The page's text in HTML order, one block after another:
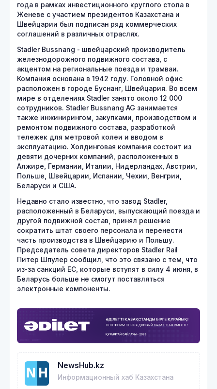
года в рамках инвестиционного круглого стола в
Женеве с участием президентов Казахстана и
Швейцарии был подписан ряд коммерческих
соглашений в различных отраслях.
Stadler Bussnang - швейцарский производитель
железнодорожного подвижного состава, с
акцентом на региональные поезда и трамваи.
Компания основана в 1942 году. Головной офис
расположен в городе Буснанг, Швейцария. Во всем
мире в отделениях Stadler занято около 12 000
сотрудников. Stadler Bussnang AG занимается
также инжинирингом, закупками, производством и
ремонтом подвижного состава, разработкой
тележек для метровой колеи и вводом в
эксплуатацию. Холдинговая компания состоит из
девяти дочерних компаний, расположенных в
Алжире, Германии, Италии, Нидерландах, Австрии,
Польше, Швейцарии, Испании, Чехии, Венгрии,
Беларуси и США.
Недавно стало известно, что завод Stadler,
расположенный в Беларуси, выпускающий поезда и
другой подвижной состав, принял решение
сократить штат своего персонала и перенести
часть производства в Швейцарию и Польшу.
Председатель совета директоров Stadler Rail
Питер Шпулер сообщил, что это связано с тем, что
из-за санкций ЕС, которые вступят в силу 4 июня, в
Беларусь больше не смогут поставляться
электронные компоненты.
NewsHub.kz
Информационный хаб Казахстана